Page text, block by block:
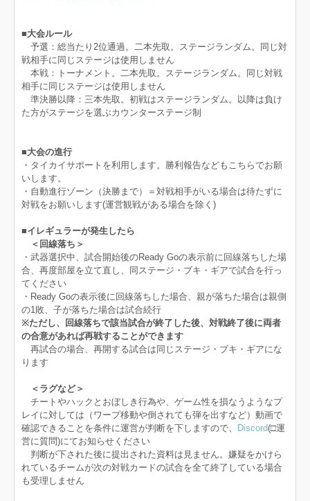
■大会ルール
予選：総当たり2位通過。二本先取。ステージランダム。同じ対
戦相手に同じステージは使用しません
本戦：トーナメント。二本先取。ステージランダム。同じ対戦
相手に同じステージは使用しません
準決勝以降：三本先取。初戦はステージランダム。以降は負け
た方がステージを選ぶカウンターステージ制
■大会の進行
・タイカイサポートを利用します。勝利報告などもこちらでお願
いします。
・自動進行ゾーン（決勝まで）＝対戦相手がいる場合は待たずに
対戦をお願いします(運営観戦がある場合を除く)
■イレギュラーが発生したら
＜回線落ち＞
・武器選択中、試合開始後のReady Goの表示前に回線落ちした場
合、再度部屋を立て直し、同ステージ・ブキ・ギアで試合を行っ
てください
・Ready Goの表示後に回線落ちした場合、親が落ちた場合は親側
の1敗、子が落ちた場合は試合続行
※ただし、回線落ちで該当試合が終了した後、対戦終了後に両者
の合意があれば再戦することができます
再試合の場合、再開する試合は同じステージ・ブキ・ギアにな
ります
＜ラグなど＞
チートやハックとおぼしき行為や、ゲーム性を損なうようなプ
レイに対しては（ワープ移動や倒されても弾を出すなど）動画で
確認できることを条件に運営が判断を下しますので、
Discord(□運
営に質問)にてお知らせください
判断が下された後に提出された資料は見ません。嫌疑をかけら
れているチームが次の対戦カードの試合を全て終了している場合
も受理しません